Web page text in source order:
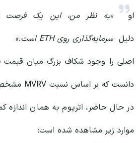
«به نظر من، این یک فرصت
سرمایه‌گذاری روی ETH است.»
او
دلیل
اصلی را وجود شکاف بزرگ میان قیمت
دانست که بر اساس نسبت MVRV مشخص می‌شود.
در حال حاضر، اتریوم به همان اندازه
موارد زیر مشاهده شده است: